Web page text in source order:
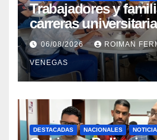
Trabajadores y
carreras
convenio entre
UCV
06/08/2026 ROIMAN
VENEGAS
DESTACADAS NACIONALES